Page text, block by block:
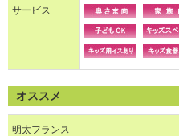
サービス
オススメ
明太フランス